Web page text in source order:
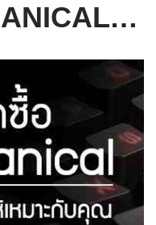
เลือกซื้อ MECHANICAL KEYBOARD ให้เหมาะกับคุณ